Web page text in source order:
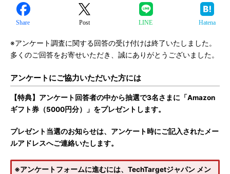
Share Post LINE Hatena
※アンケート調査に関する回答の受け付けは終了いたしました。
多くのご回答をお寄せいただき、誠にありがとうございました。
アンケートにご協力いただいた方には
【特典】アンケート回答者の中から抽選で3名さまに「Amazon
ギフト券（5000円分）」をプレゼントします。
プレゼント当選のお知らせは、アンケート時にご記入されたメー
ルアドレスへご連絡いたします。
※アンケートフォームに進むには、TechTargetジャパン メン